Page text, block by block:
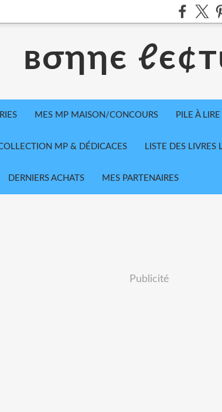
вσηηє
MES MP MAISON/CONCOURS PILE À
MP & DÉDICACES LISTE DES LIVRES
DERNIERS ACHATS MES PARTENAIRES
Publicité